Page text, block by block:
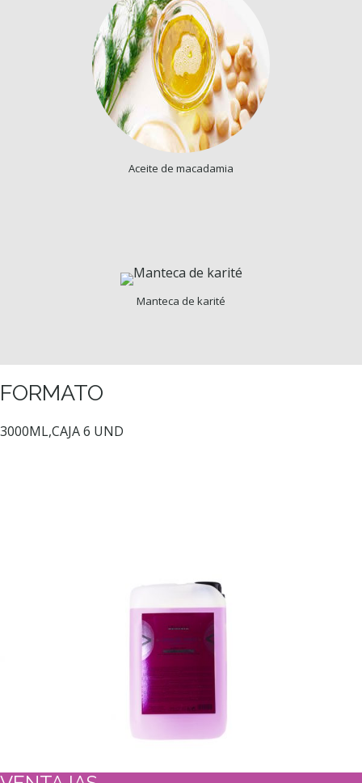
Aceite de macadamia
Manteca de karité
FORMATO
3000ML,CAJA 6 UND